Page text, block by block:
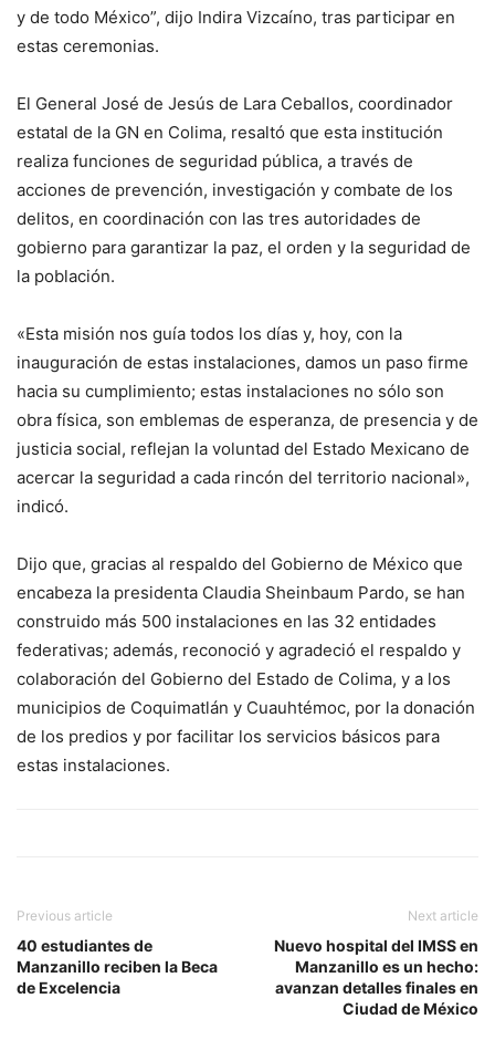
y de todo México”, dijo Indira Vizcaíno, tras participar en
estas ceremonias.
El General José de Jesús de Lara Ceballos, coordinador
estatal de la GN en Colima, resaltó que esta institución
realiza funciones de seguridad pública, a través de
acciones de prevención, investigación y combate de los
delitos, en coordinación con las tres autoridades de
gobierno para garantizar la paz, el orden y la seguridad de
la población.
«Esta misión nos guía todos los días y, hoy, con la
inauguración de estas instalaciones, damos un paso firme
hacia su cumplimiento; estas instalaciones no sólo son
obra física, son emblemas de esperanza, de presencia y de
justicia social, reflejan la voluntad del Estado Mexicano de
acercar la seguridad a cada rincón del territorio nacional»,
indicó.
Dijo que, gracias al respaldo del Gobierno de México que
encabeza la presidenta Claudia Sheinbaum Pardo, se han
construido más 500 instalaciones en las 32 entidades
federativas; además, reconoció y agradeció el respaldo y
colaboración del Gobierno del Estado de Colima, y a los
municipios de Coquimatlán y Cuauhtémoc, por la donación
de los predios y por facilitar los servicios básicos para
estas instalaciones.
Previous article
40 estudiantes de
Manzanillo reciben la Beca
de Excelencia
Next article
Nuevo hospital del IMSS en
Manzanillo es un hecho:
avanzan detalles finales en
Ciudad de México